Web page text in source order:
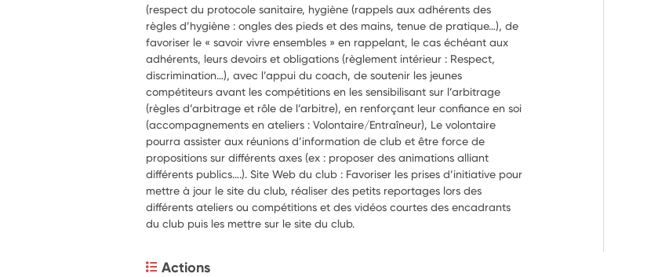
(respect du protocole sanitaire, hygiène (rappels aux adhérents des
règles d’hygiène : ongles des pieds et des mains, tenue de pratique…), de
favoriser le « savoir vivre ensembles » en rappelant, le cas échéant aux
adhérents, leurs devoirs et obligations (règlement intérieur : Respect,
discrimination…), avec l’appui du coach, de soutenir les jeunes
compétiteurs avant les compétitions en les sensibilisant sur l’arbitrage
(règles d’arbitrage et rôle de l’arbitre), en renforçant leur confiance en soi
(accompagnements en ateliers : Volontaire/Entraîneur), Le volontaire
pourra assister aux réunions d’information de club et être force de
propositions sur différents axes (ex : proposer des animations alliant
différents publics….). Site Web du club : Favoriser les prises d’initiative pour
mettre à jour le site du club, réaliser des petits reportages lors des
différents ateliers ou compétitions et des vidéos courtes des encadrants
du club puis les mettre sur le site du club.
Actions